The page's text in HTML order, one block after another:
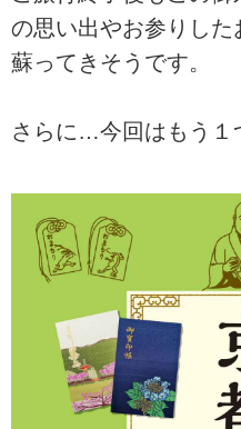
の思い出やお参りし
蘇ってきそうです。
さらに…今回はもう１